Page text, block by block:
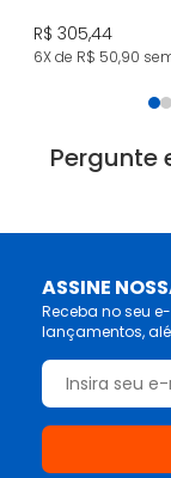
R$ 305,44
6X de R$ 50,90
Pergunte
ASSINE
Receba no seu
lançamentos,